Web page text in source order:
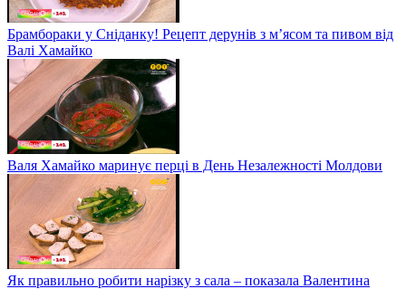
Брамбораки у Сніданку! Рецепт дерунів з м’ясом та пивом від
Валі Хамайко
Валя Хамайко маринує перці в День Незалежності Молдови
Як правильно робити нарізку з сала – показала Валентина